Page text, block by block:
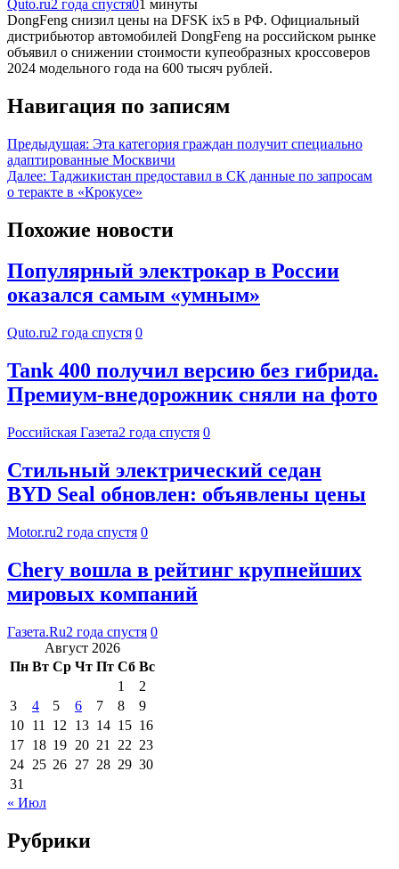
Quto.ru2 года спустя01 минуты
DongFeng снизил цены на DFSK ix5 в РФ. Официальный
дистрибьютор автомобилей DongFeng на российском рынке
объявил о снижении стоимости купеобразных кроссоверов
2024 модельного года на 600 тысяч рублей.
Навигация по записям
Предыдущая: Эта категория граждан получит специально
адаптированные Москвичи
Далее: Таджикистан предоставил в СК данные по запросам
о теракте в «Крокусе»
Похожие новости
Популярный электрокар в России
оказался самым «умным»
Quto.ru2 года спустя 0
Tank 400 получил версию без гибрида.
Премиум-внедорожник сняли на фото
Российская Газета2 года спустя 0
Стильный электрический седан
BYD Seal обновлен: объявлены цены
Motor.ru2 года спустя 0
Chery вошла в рейтинг крупнейших
мировых компаний
Газета.Ru2 года спустя 0
Август 2026
Пн Вт Ср Чт Пт Сб Вс
1
2
3
4 5 6 7 8
9
10 11 12 13 14 15 16
17 18 19 20 21 22 23
24 25 26 27 28 29 30
31
« Июл
Рубрики